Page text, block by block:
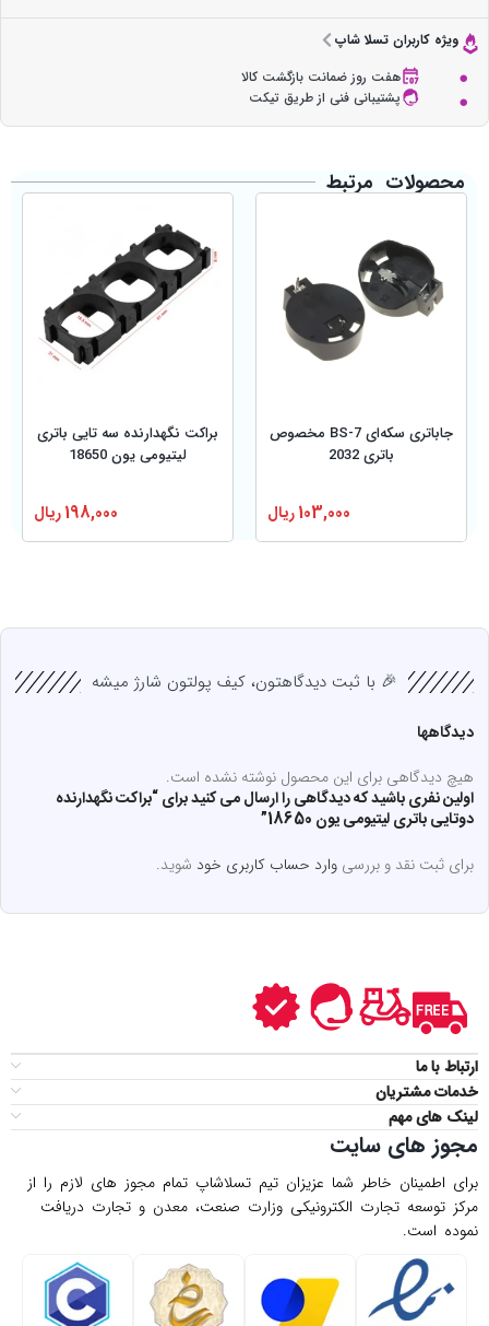
ویژه کاربران تسلا شاپ
هفت روز ضمانت بازگشت کالا
پشتیبانی فنی از طریق تیکت
محصولات مرتبط
جاباتری سکه‌ای BS-7 مخصوص
باتری 2032
103,000ریال
براکت نگهدارنده سه تایی باتری
لیتیومی یون 18650
198,000ریال
🎉 با ثبت دیدگاهتون، کیف پولتون شارژ میشه
دیدگاهها
هیچ دیدگاهی برای این محصول نوشته نشده است.
اولین نفری باشید که دیدگاهی را ارسال می کنید برای “براکت نگهدارنده
دوتایی باتری لیتیومی یون 18650”
برای ثبت نقد و بررسیوارد حساب کاربری خود شوید.
ارتباط با ما
خدمات مشتریان
لینک های مهم
مجوز های سایت
برای اطمینان خاطر شما عزیزان تیم تسلاشاپ تمام مجوز های لازم را از
مركز توسعه تجارت الكترونیكی وزارت صنعت، معدن و تجارت دریافت
نموده است.